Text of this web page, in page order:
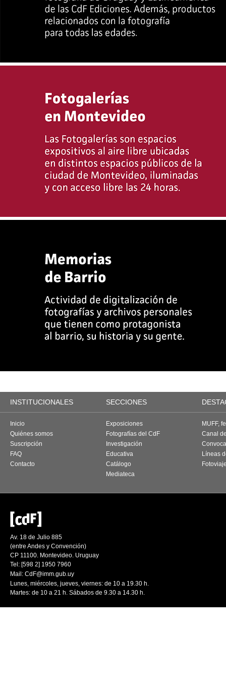
INSTITUCIONALES SECCIONES
Inicio
Quiénes somos
Suscripción
FAQ
Contacto
Exposiciones
Fotografías del CdF
Investigación
Educativa
Catálogo
Mediateca
MUFF,
Canal
Líneas
Av. 18 de Julio 885
(entre Andes y Convención)
CP 11100. Montevideo. Uruguay
Tel: [598 2] 1950 7960
Mail: CdF@imm.gub.uy
Lunes, miércoles, jueves, viernes: de 10 a 19.30 h.
Martes: de 10 a 21 h. Sábados de 9.30 a 14.30 h.